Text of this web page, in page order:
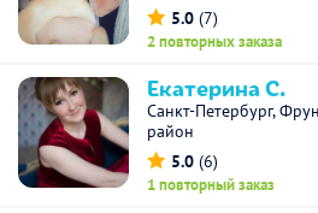
5.0 (7)
2 повторных заказа
Екатерина С.
Санкт-Петербург,
район
5.0 (6)
1 повторный заказ